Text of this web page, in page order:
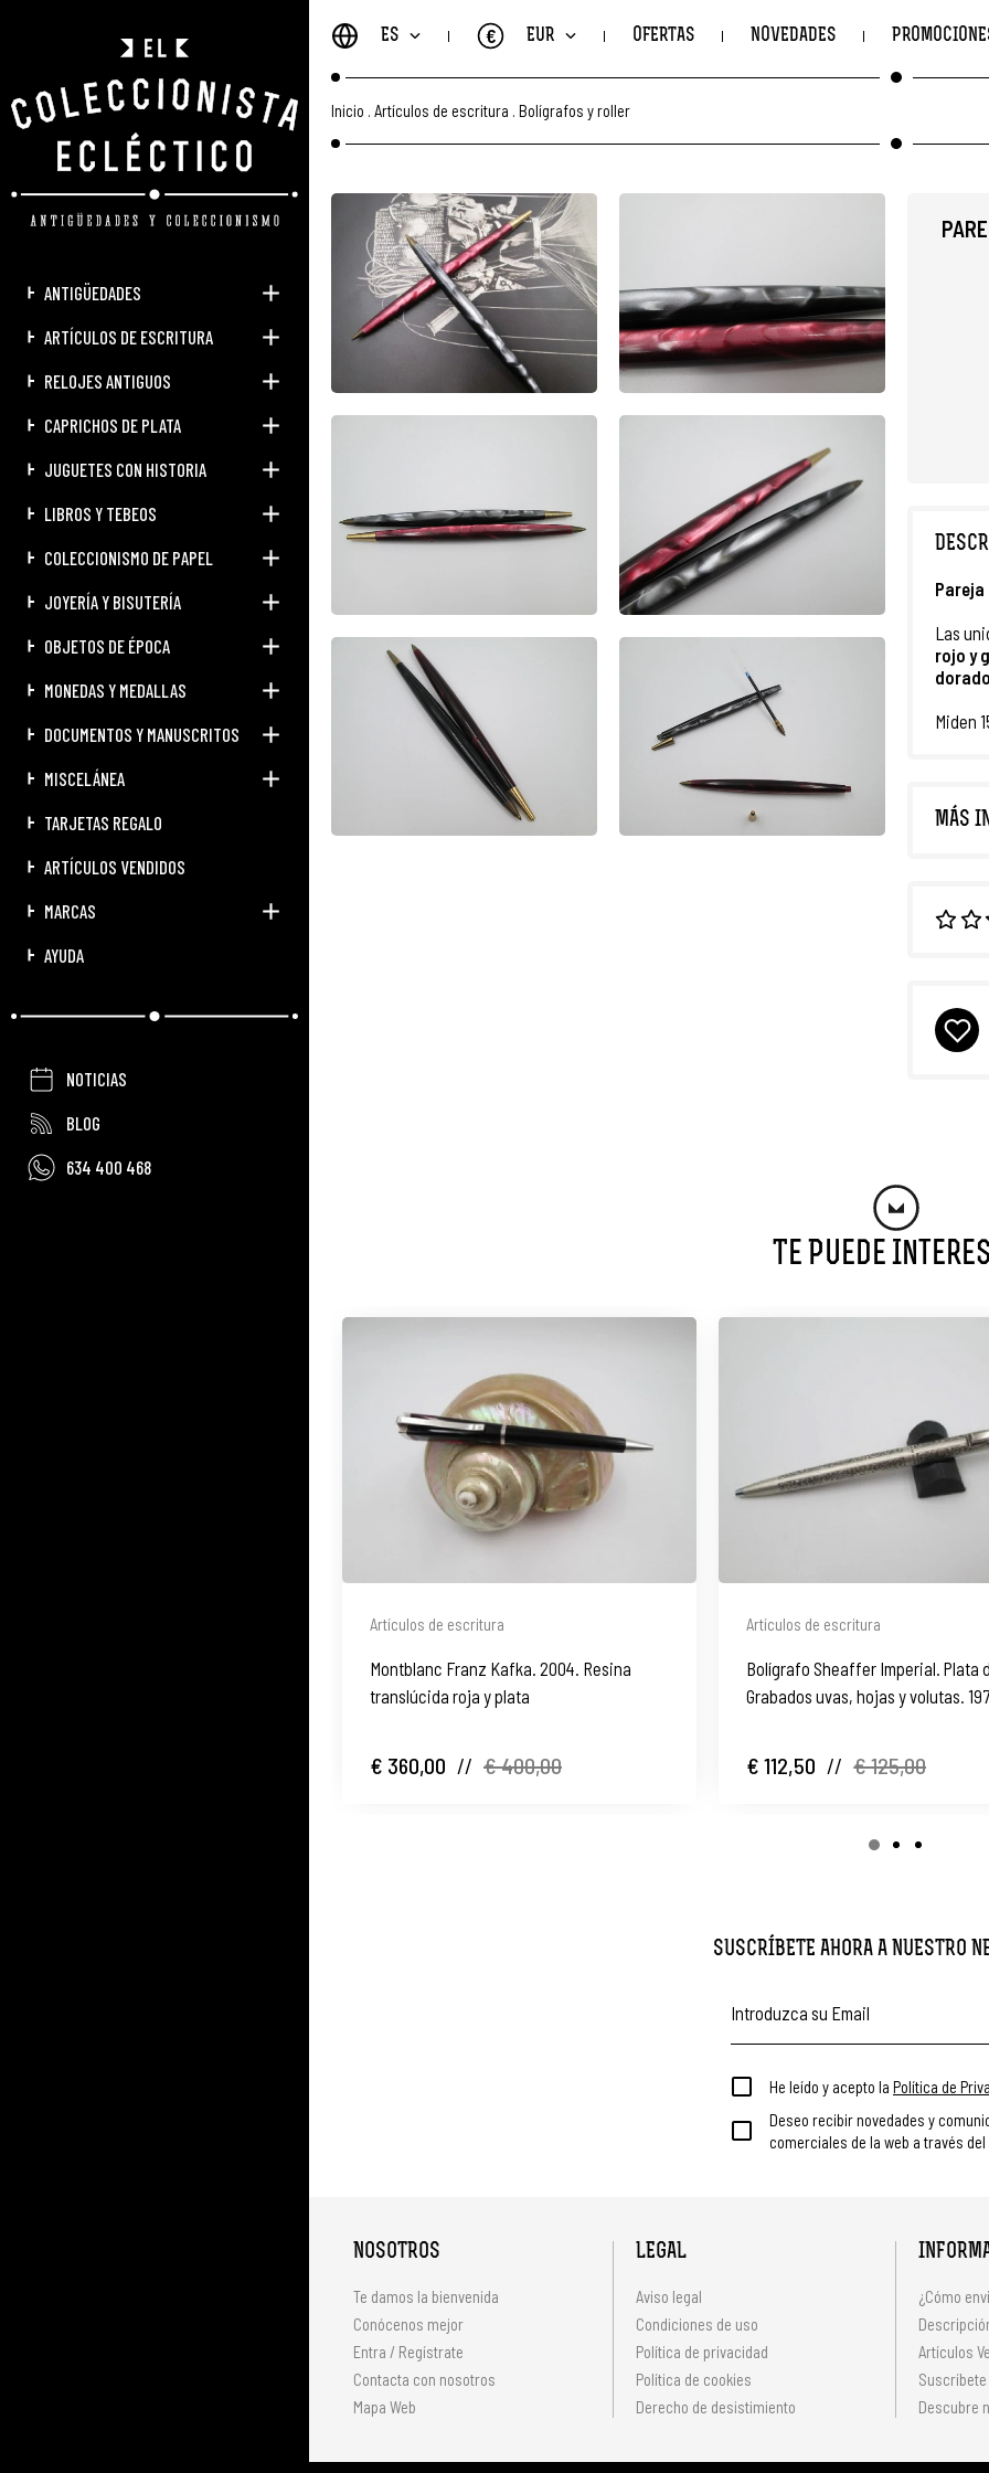
ANTIGÜEDADES
ARTÍCULOS DE ESCRITURA
RELOJES ANTIGUOS
CAPRICHOS DE PLATA
JUGUETES CON HISTORIA
LIBROS Y TEBEOS
COLECCIONISMO DE PAPEL
JOYERÍA Y BISUTERÍA
OBJETOS DE ÉPOCA
MONEDAS Y MEDALLAS
DOCUMENTOS Y MANUSCRITOS
MISCELÁNEA
TARJETAS REGALO
ARTÍCULOS VENDIDOS
MARCAS
AYUDA
NOTICIAS
BLOG
634 400 468
ES EUR
€ OFERTAS NOVEDADES
Inicio Artículos de escritura Bolígrafos y roller
Las
rojo y
Miden
MÁS
Te Puede
Artículos de escritura
Montblanc Franz Kafka. 2004. Resina
translúcida roja y plata
€ 360,00 // € 400,00
Artículos de escritura
Bolígrafo Sheaffer Imperial. Plata
Grabados uvas, hojas y volutas.
€ 112,50 // € 125,00
SUSCRÍBETE AHORA A NUESTRO
He leído y acepto la Política de
Deseo recibir novedades y
comerciales de la web a través
NOSOTROS
Te damos la bienvenida
Conócenos mejor
Entra / Regístrate
Contacta con nosotros
Mapa Web
LEGAL
Aviso legal
Condiciones de uso
Política de privacidad
Política de cookies
Derecho de desistimiento
¿Cómo
Artículos
Descubre